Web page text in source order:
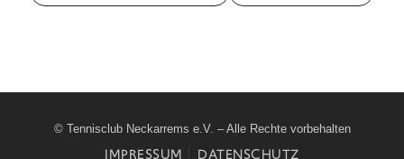
© Tennisclub Neckarrems e.V. – Alle Rechte vorbehalten
IMPRESSUM DATENSCHUTZ